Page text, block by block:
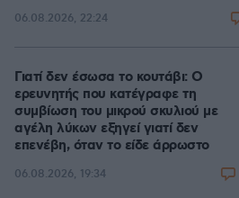
06.08.2026, 22:24
Γιατί δεν έσωσα το κουτάβι: Ο
ερευνητής που κατέγραφε τη
συμβίωση του μικρού σκυλιού με
αγέλη λύκων εξηγεί γιατί δεν
επενέβη, όταν το είδε άρρωστο
06.08.2026, 19:34